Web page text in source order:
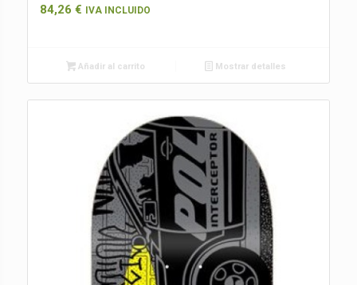
84,26 € IVA INCLUIDO
Añadir al carrito Mostrar detalles